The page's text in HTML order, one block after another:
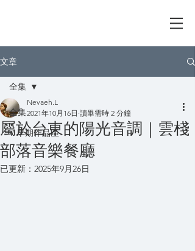
文章
全集
V 早期作品區
全集
屬於台東的陽光音調｜雲棧
部落音樂餐廳
Nevaeh.L
2021年10月16日 讀畢需時 2 分鐘
已更新： 2025年9月26日